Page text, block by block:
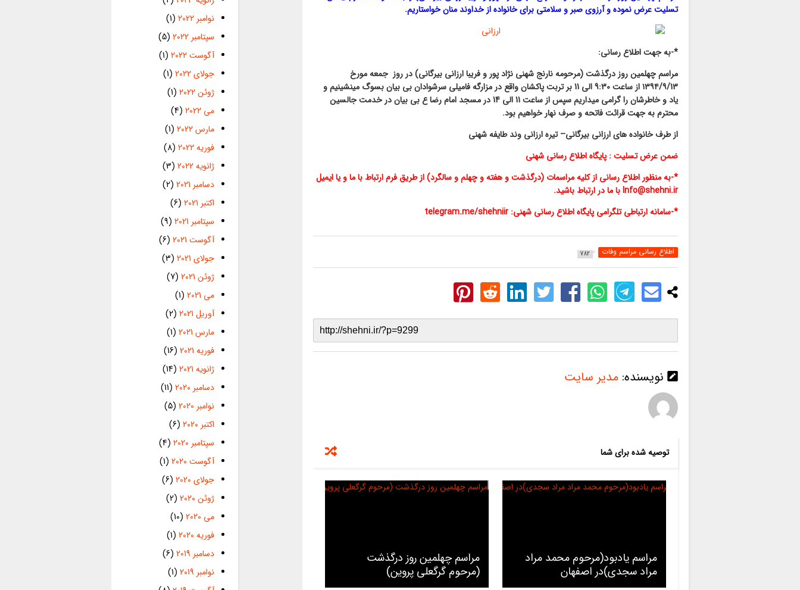
تسلیت عرض نموده و آرزوی صبر و سلامتی برای خانواده از خداوند منان خواستاریم.
*-به جهت اطلاع رسانی:
مراسم چهلمین روز درگذشت (مرحومه نارنج شهنی نژاد پور و فریبا ارزانی بیرگانی) در روز جمعه مورخ
۱۳۹۴/۹/13 از ساعت 9:30 الی 11 بر تربت پاکشان واقع در مزارگه فامیلی سرشوادان بی بیان بسوگ مینشینیم و
یاد و خاطرشان را گرامی میداریم سپس از ساعت 11 الی 14 در مسجد امام رضا ع بی بیان در خدمت جالسین
محترم به جهت قرائت فاتحه و صرف نهار خواهیم بود.
از طرف خانواده های ارزانی بیرگانی– تیره ارزانی وند طایفه شهنی
ضمن عرض تسلیت : پایگاه اطلاع رسانی شهنی
*-به منظور اطلاع رسانی از کلیه مراسمات (درگذشت و هفته و چهلم و سالگرد) از طریق فرم ارتباط با ما و یا ایمیل
Info@shehni.ir با ما در ارتباط باشید.
*-سامانه ارتباطی تلگرامی پایگاه اطلاع رسانی شهنی: telegram.me/shehniir
اطلاع رسانی مراسم وفات 782
نویسنده: مدیر سایت
توصیه شده برای شما
مراسم یادبود(مرحوم محمد مراد
مراد سجدی)در اصفهان
مراسم چهلمین روز درگذشت
(مرحوم گرگعلی پروین)
نوامبر 2022
(1)
سپتامبر 2022
(5)
آگوست 2022
(1)
جولای 2022
(1)
ژوئن 2022
(1)
می 2022
(4)
مارس 2022
(1)
فوریه 2022
(8)
ژانویه 2022
(3)
دسامبر 2021
(2)
اکتبر 2021
(6)
سپتامبر 2021
(9)
آگوست 2021
(6)
جولای 2021
(3)
ژوئن 2021
(7)
می 2021
(1)
آوریل 2021
(2)
مارس 2021
(1)
فوریه 2021
(16)
ژانویه 2021
(14)
دسامبر 2020
(11)
نوامبر 2020
(5)
اکتبر 2020
(6)
سپتامبر 2020
(4)
آگوست 2020
(1)
جولای 2020
(6)
ژوئن 2020
(2)
می 2020
(10)
فوریه 2020
(1)
دسامبر 2019
(6)
نوامبر 2019
(1)